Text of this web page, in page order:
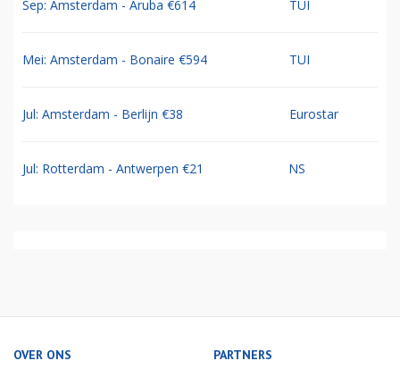
Sep: Amsterdam - Aruba €614 TUI
Mei: Amsterdam - Bonaire €594 TUI
Jul: Amsterdam - Berlijn €38 Eurostar
Jul: Rotterdam - Antwerpen €21 NS
OVER ONS PARTNERS